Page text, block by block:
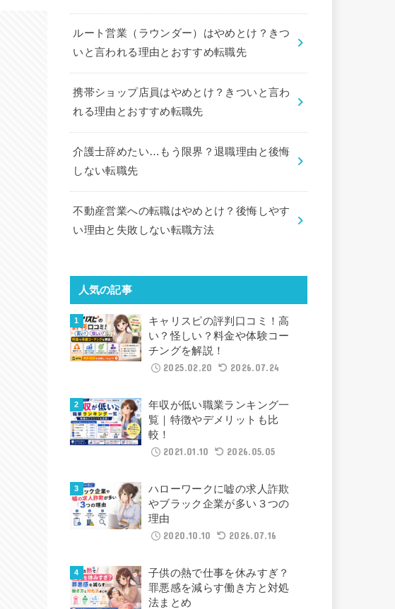
ルート営業（ラウンダー）はやめとけ？きつ
いと言われる理由とおすすめ転職先
携帯ショップ店員はやめとけ？きついと言わ
れる理由とおすすめ転職先
介護士辞めたい…もう限界？退職理由と後悔
しない転職先
不動産営業への転職はやめとけ？後悔しやす
い理由と失敗しない転職方法
人気の記事
キャリスピの評判口コミ！高
い？怪しい？料金や体験コー
チングを解説！
2025.02.20
2026.07.24
年収が低い職業ランキング一
覧｜特徴やデメリットも比
較！
2021.01.10
2026.05.05
ハローワークに嘘の求人詐欺
やブラック企業が多い３つの
理由
2020.10.10
2026.07.16
子供の熱で仕事を休みすぎ？
罪悪感を減らす働き方と対処
法まとめ